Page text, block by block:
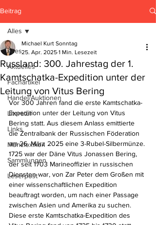
Beitrag
Alles
Aktuelles
Fachartikel
Handel/Auktionen
Literatur
Links
Münzlexikon
Sammlungen
Leserpost
Alles
Russland: 300. Jahrestag der 1.
Kamtschatka-Expedition unter der
Leitung von Vitus Bering
Michael Kurt Sonntag
25. Apr. 2025 1 Min. Lesezeit
Vor 300 Jahren fand die erste Kamtschatka-
Expedition unter der Leitung von Vitus
Bering statt. Aus diesem Anlass emittierte
die Zentralbank der Russischen Föderation
am 26. März 2025 eine 3-Rubel-Silbermünze.
1725 war der Däne Vitus Jonassen Bering,
der seit 1703 Marineoffizier in russischen
Diensten war, von Zar Peter dem Großen mit
einer wissenschaftlichen Expedition
beauftragt worden, um nach einer Passage
zwischen Asien und Amerika zu suchen.
Diese erste Kamtschatka-Expedition des